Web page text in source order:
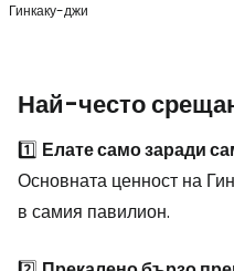
Гинкаку-джи
Най-често
1️⃣ Елате само заради
Основната ценност на
в самия павилион.